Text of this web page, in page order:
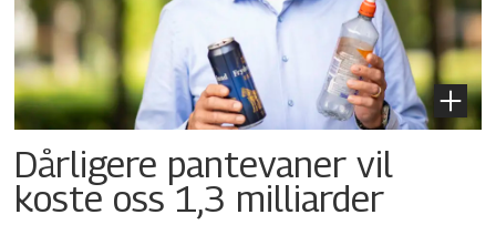
Dårligere pantevaner vil
koste oss 1,3 milliarder